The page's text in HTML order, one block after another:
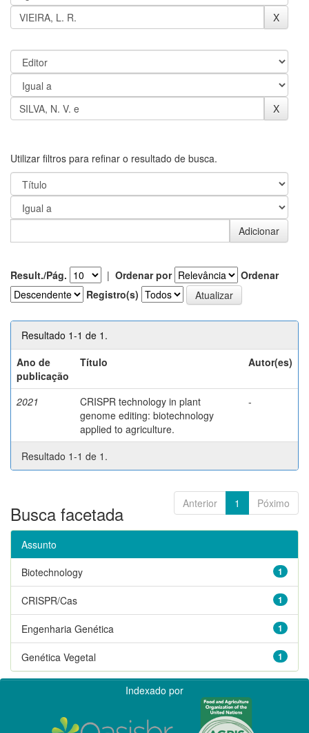
Utilizar filtros para refinar o resultado de busca.
Result./Pág. | Ordenar por
Ordenar
Registro(s)
Resultado 1-1 de 1.
Ano de
publicação
Título Autor(es)
2021
CRISPR technology in plant
genome editing: biotechnology
applied to agriculture.
-
Resultado 1-1 de 1.
Anterior 1 Póximo
Busca facetada
Assunto
1
Biotechnology
1
CRISPR/Cas
1
Engenharia Genética
1
Genética Vegetal
Indexado por